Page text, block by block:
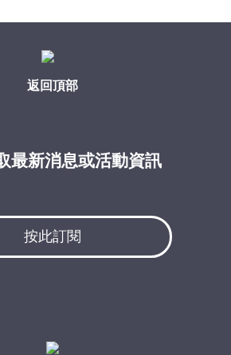
返回頂部
最新消息或活動資訊
按此訂閱